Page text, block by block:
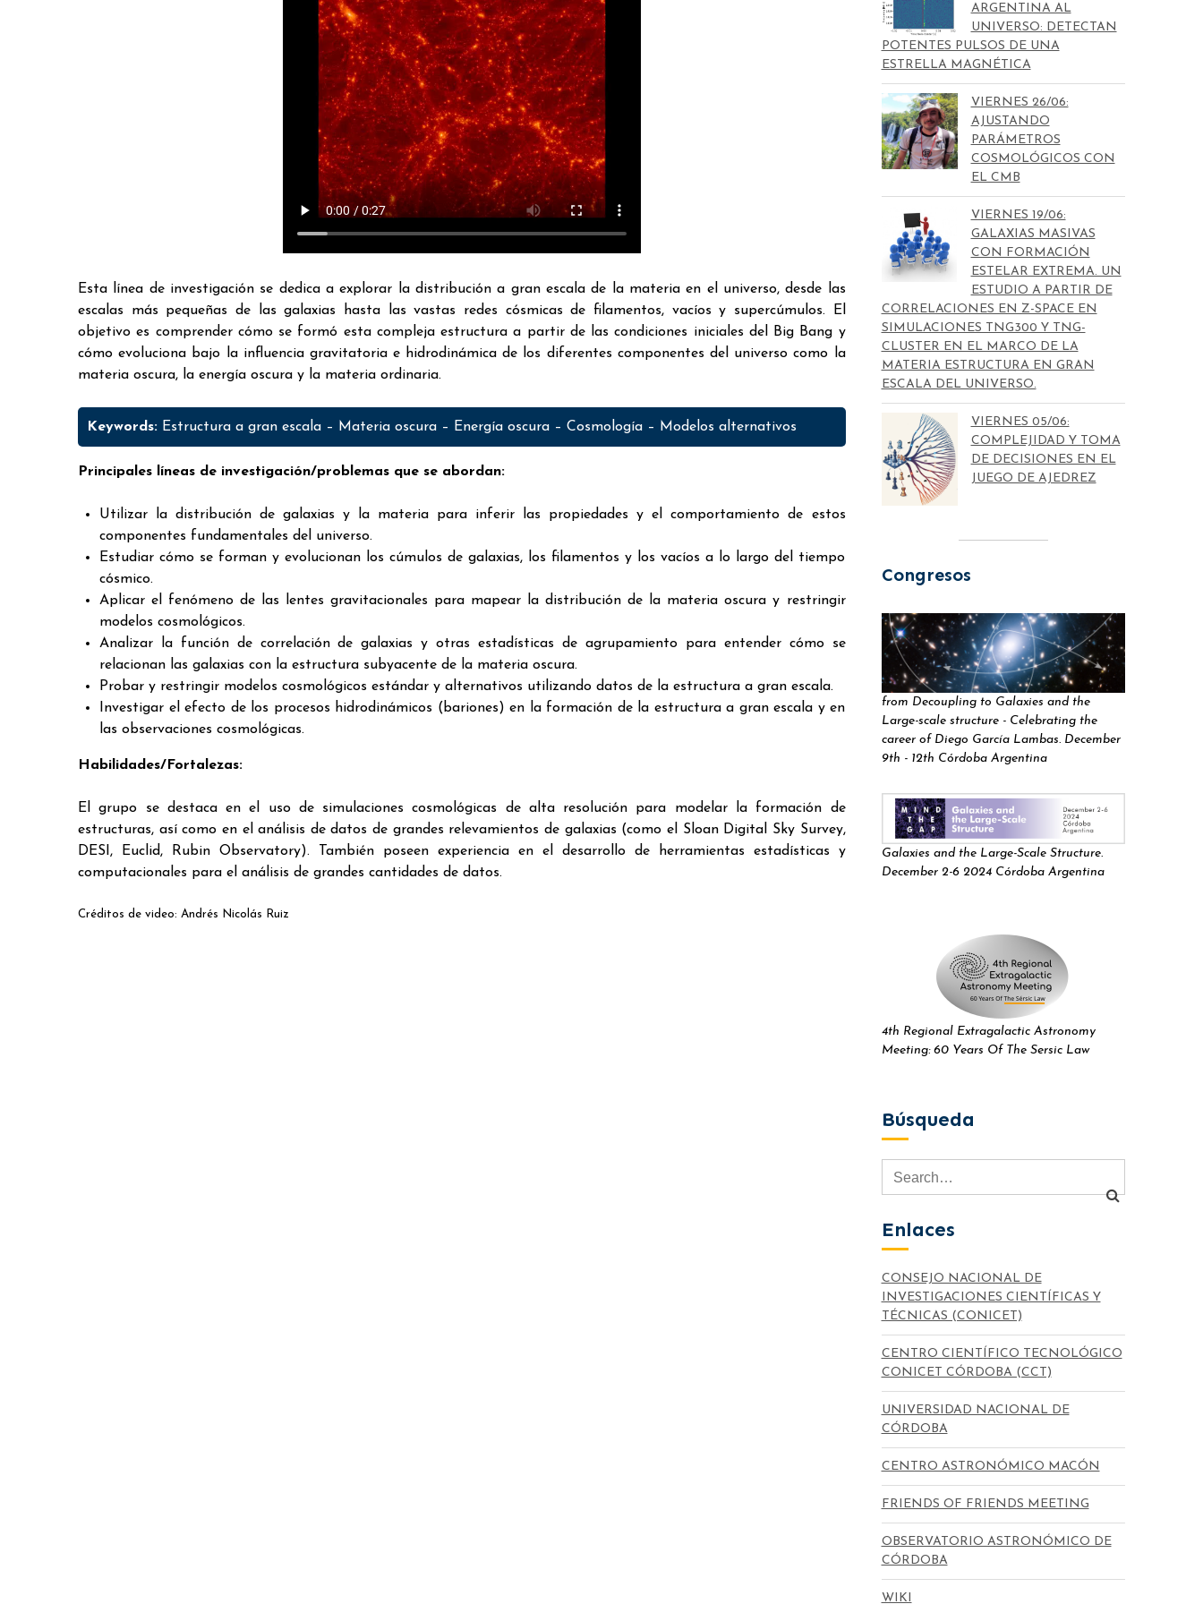
Esta línea de investigación se dedica a explorar la distribución a gran escala de la materia en el universo, desde las
escalas más pequeñas de las galaxias hasta las vastas redes cósmicas de filamentos, vacíos y supercúmulos. El
objetivo es comprender cómo se formó esta compleja estructura a partir de las condiciones iniciales del Big Bang y
cómo evoluciona bajo la influencia gravitatoria e hidrodinámica de los diferentes componentes del universo como la
materia oscura, la energía oscura y la materia ordinaria.
Keywords: Estructura a gran escala – Materia oscura – Energía oscura – Cosmología – Modelos alternativos
Principales líneas de investigación/problemas que se abordan:
Utilizar la distribución de galaxias y la materia para inferir las propiedades y el comportamiento de estos
componentes fundamentales del universo.
Estudiar cómo se forman y evolucionan los cúmulos de galaxias, los filamentos y los vacíos a lo largo del tiempo
cósmico.
Aplicar el fenómeno de las lentes gravitacionales para mapear la distribución de la materia oscura y restringir
modelos cosmológicos.
Analizar la función de correlación de galaxias y otras estadísticas de agrupamiento para entender cómo se
relacionan las galaxias con la estructura subyacente de la materia oscura.
Probar y restringir modelos cosmológicos estándar y alternativos utilizando datos de la estructura a gran escala.
Investigar el efecto de los procesos hidrodinámicos (bariones) en la formación de la estructura a gran escala y en
las observaciones cosmológicas.
Habilidades/Fortalezas:
El grupo se destaca en el uso de simulaciones cosmológicas de alta resolución para modelar la formación de
estructuras, así como en el análisis de datos de grandes relevamientos de galaxias (como el Sloan Digital Sky Survey,
DESI, Euclid, Rubin Observatory). También poseen experiencia en el desarrollo de herramientas estadísticas y
computacionales para el análisis de grandes cantidades de datos.
Créditos de video: Andrés Nicolás Ruiz
ARGENTINA AL
UNIVERSO: DETECTAN
POTENTES PULSOS DE UNA
ESTRELLA MAGNÉTICA
VIERNES 26/06:
AJUSTANDO
PARÁMETROS
COSMOLÓGICOS CON
EL CMB
VIERNES 19/06:
GALAXIAS MASIVAS
CON FORMACIÓN
ESTELAR EXTREMA. UN
ESTUDIO A PARTIR DE
CORRELACIONES EN Z-SPACE EN
SIMULACIONES TNG300 Y TNG-
CLUSTER EN EL MARCO DE LA
MATERIA ESTRUCTURA EN GRAN
ESCALA DEL UNIVERSO.
VIERNES 05/06:
COMPLEJIDAD Y TOMA
DE DECISIONES EN EL
JUEGO DE AJEDREZ
Congresos
from Decoupling to Galaxies and the
Large-scale structure - Celebrating the
career of Diego García Lambas. December
9th - 12th Córdoba Argentina
Galaxies and the Large-Scale Structure.
December 2-6 2024 Córdoba Argentina
4th Regional Extragalactic Astronomy
Meeting: 60 Years Of The Sersic Law
Búsqueda
Enlaces
CONSEJO NACIONAL DE
INVESTIGACIONES CIENTÍFICAS Y
TÉCNICAS (CONICET)
CENTRO CIENTÍFICO TECNOLÓGICO
CONICET CÓRDOBA (CCT)
UNIVERSIDAD NACIONAL DE
CÓRDOBA
CENTRO ASTRONÓMICO MACÓN
FRIENDS OF FRIENDS MEETING
OBSERVATORIO ASTRONÓMICO DE
CÓRDOBA
WIKI